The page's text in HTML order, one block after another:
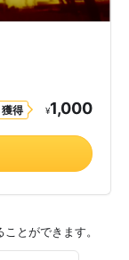
得 ¥1,000
とができます。